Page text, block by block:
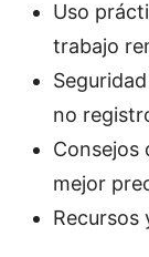
Uso
trabajo
no
Consejos
mejor
Recursos